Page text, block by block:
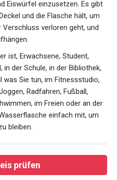
Eiswürfel einzusetzen. Es gibt
und die Flasche hält, um
Verschluss verloren geht, und
ist, Erwachsene, Student,
in der Schule, in der Bibliothek,
was Sie tun, im Fitnessstudio,
Radfahren, Fußball,
im Freien oder an der
einfach mit, um
bleiben.
prüfen